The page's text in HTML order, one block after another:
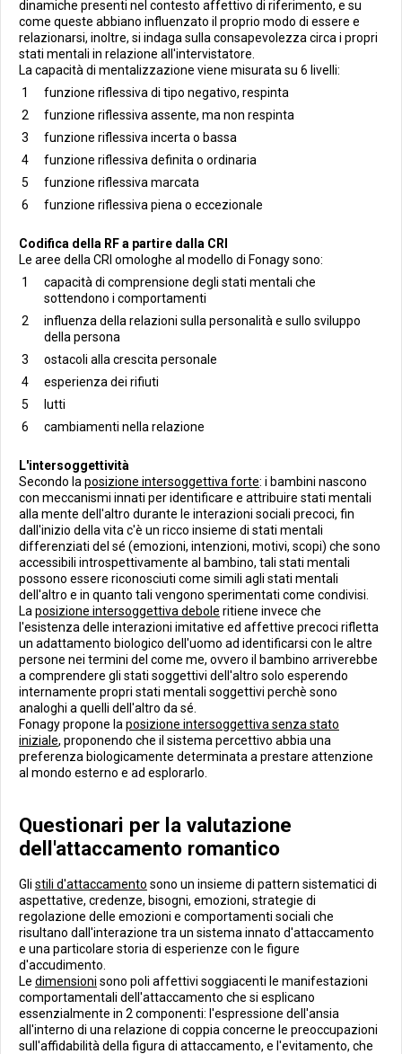
dinamiche presenti nel contesto affettivo di riferimento, e su
come queste abbiano influenzato il proprio modo di essere e
relazionarsi, inoltre, si indaga sulla consapevolezza circa i propri
stati mentali in relazione all'intervistatore.
La capacità di mentalizzazione viene misurata su 6 livelli:
funzione riflessiva di tipo negativo, respinta
funzione riflessiva assente, ma non respinta
funzione riflessiva incerta o bassa
funzione riflessiva definita o ordinaria
funzione riflessiva marcata
funzione riflessiva piena o eccezionale
Codifica della RF a partire dalla CRI
Le aree della CRI omologhe al modello di Fonagy sono:
capacità di comprensione degli stati mentali che
sottendono i comportamenti
influenza della relazioni sulla personalità e sullo sviluppo
della persona
ostacoli alla crescita personale
esperienza dei rifiuti
lutti
cambiamenti nella relazione
L'intersoggettività
Secondo la posizione intersoggettiva forte: i bambini nascono
con meccanismi innati per identificare e attribuire stati mentali
alla mente dell'altro durante le interazioni sociali precoci, fin
dall'inizio della vita c'è un ricco insieme di stati mentali
differenziati del sé (emozioni, intenzioni, motivi, scopi) che sono
accessibili introspettivamente al bambino, tali stati mentali
possono essere riconosciuti come simili agli stati mentali
dell'altro e in quanto tali vengono sperimentati come condivisi.
La posizione intersoggettiva debole ritiene invece che
l'esistenza delle interazioni imitative ed affettive precoci rifletta
un adattamento biologico dell'uomo ad identificarsi con le altre
persone nei termini del come me, ovvero il bambino arriverebbe
a comprendere gli stati soggettivi dell'altro solo esperendo
internamente propri stati mentali soggettivi perchè sono
analoghi a quelli dell'altro da sé.
Fonagy propone la posizione intersoggettiva senza stato
iniziale, proponendo che il sistema percettivo abbia una
preferenza biologicamente determinata a prestare attenzione
al mondo esterno e ad esplorarlo.
Questionari per la valutazione
dell'attaccamento romantico
Gli stili d'attaccamento sono un insieme di pattern sistematici di
aspettative, credenze, bisogni, emozioni, strategie di
regolazione delle emozioni e comportamenti sociali che
risultano dall'interazione tra un sistema innato d'attaccamento
e una particolare storia di esperienze con le figure
d'accudimento.
Le dimensioni sono poli affettivi soggiacenti le manifestazioni
comportamentali dell'attaccamento che si esplicano
essenzialmente in 2 componenti: l'espressione dell'ansia
all'interno di una relazione di coppia concerne le preoccupazioni
sull'affidabilità della figura di attaccamento, e l'evitamento, che